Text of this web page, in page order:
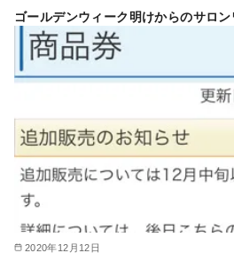
ゴールデンウィーク明けからのサ
2020年12月12日